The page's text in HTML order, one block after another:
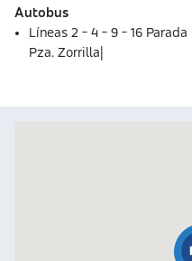
Autobus
Líneas 2 - 4 - 9 - 16
Pza. Zorrilla|